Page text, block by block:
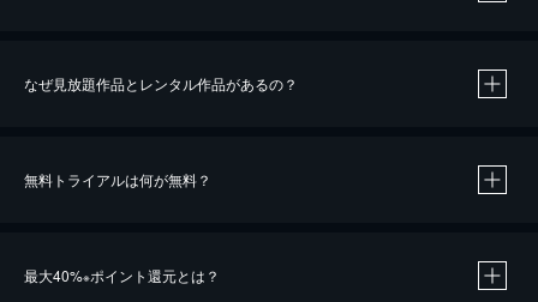
なぜ見放題作品とレンタル作品があるの？
無料トライアルは何が無料？
最大40%※ポイント還元とは？